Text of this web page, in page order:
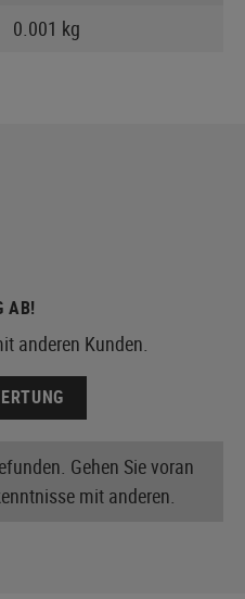
0.001 kg
AB!
anderen Kunden.
Gehen Sie voran
mit anderen.